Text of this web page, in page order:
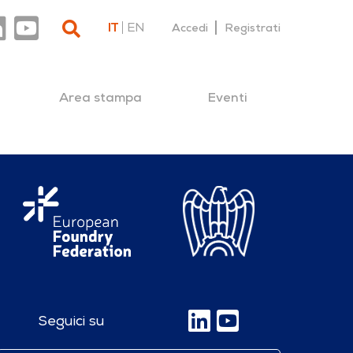
IT EN Accedi Registrati
Area stampa Eventi
Seguici su